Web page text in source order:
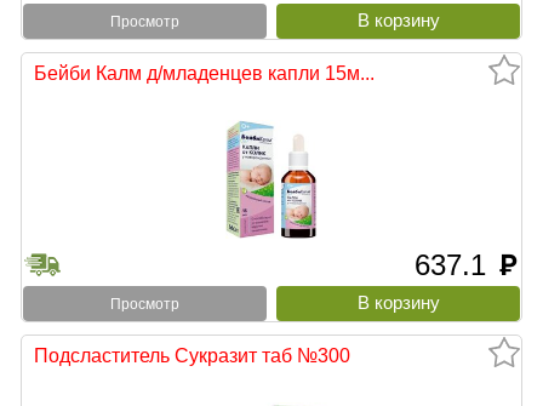
Просмотр
Бейби Калм д/младенцев капли 15м...
637.1 руб
Просмотр
Подсластитель Сукразит таб №300